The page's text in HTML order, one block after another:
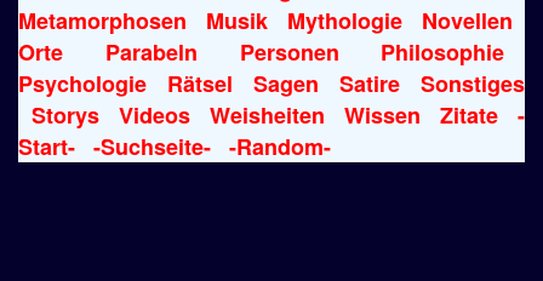
Metamorphosen
Musik Mythologie
Novellen
Orte
Parabeln Personen
Philosophie
Psychologie
Rätsel Sagen Satire
Sonstiges
Storys
Videos Weisheiten Wissen Zitate
-
Start- -Suchseite- -Random-